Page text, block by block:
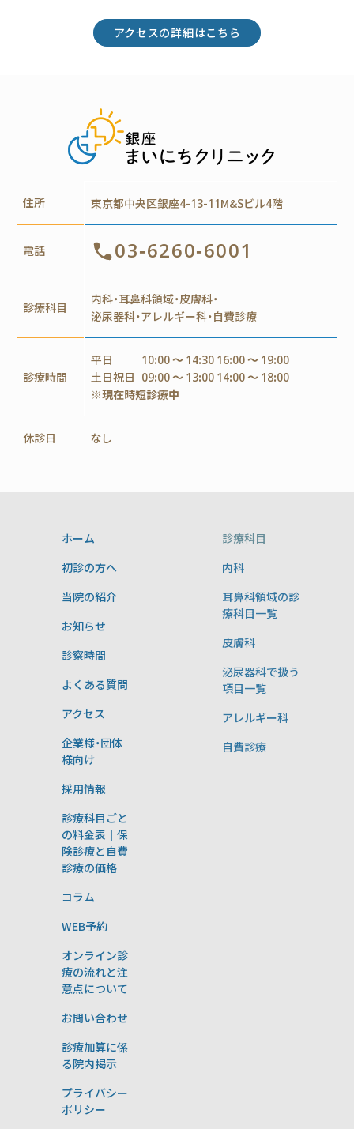
アクセスの詳細はこちら
住所 東京都中央区銀座4-13-11M&Sビル4階
電話 03-6260-6001
診療科目
内科・耳鼻科領域・皮膚科・
泌尿器科・アレルギー科・自費診療
診療時間
平日
10:00 ～ 14:30 16:00 ～ 19:00
土日祝日 09:00 ～ 13:00 14:00 ～ 18:00
※現在時短診療中
休診日 なし
ホーム
初診の方へ
当院の紹介
お知らせ
診察時間
よくある質問
アクセス
企業様・団体
様向け
採用情報
診療科目ごと
の料金表｜保
険診療と自費
診療の価格
コラム
WEB予約
オンライン診
療の流れと注
意点について
お問い合わせ
診療加算に係
る院内掲示
プライバシー
ポリシー
診療科目
内科
耳鼻科領域の診
療科目一覧
皮膚科
泌尿器科で扱う
項目一覧
アレルギー科
自費診療